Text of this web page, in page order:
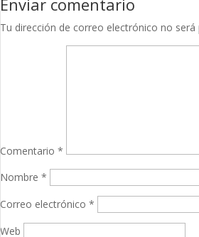
Enviar comentario
Tu dirección de correo electrónico no será
Comentario*
Nombre*
Correo electrónico*
Web